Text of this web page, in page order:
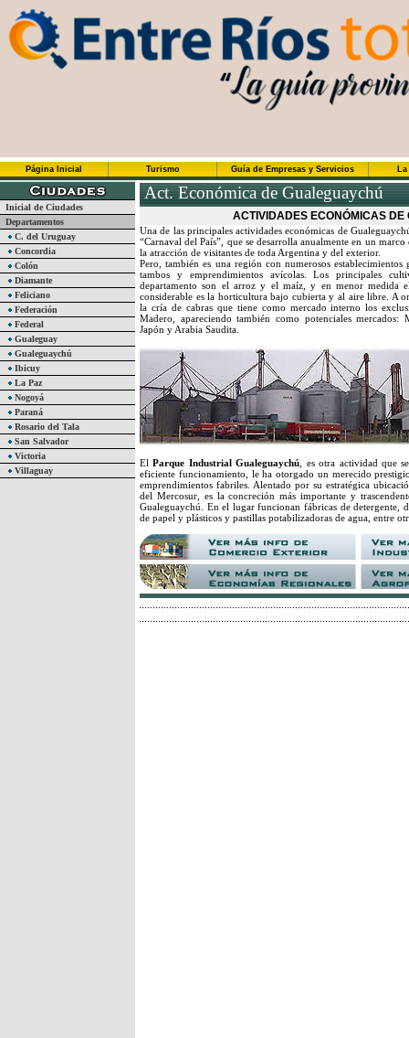
Página Inicial Turismo Guía de Empresas y Servicios
Inicial de Ciudades
Departamentos
C. del Uruguay
Concordia
Colón
Diamante
Feliciano
Federación
Federal
Gualeguay
Gualeguaychú
Ibicuy
La Paz
Nogoyá
Paraná
Rosario del Tala
San Salvador
Victoria
Villaguay
Act. Económica de Gualeguaychú
ACTIVIDADES ECONÓMICAS
Una de las principales actividades económicas de
“Carnaval del País”, que se desarrolla anualmente en un
la atracción de visitantes de toda Argentina y del exterior.
Pero, también es una región con numerosos establecimientos
tambos y emprendimientos avícolas. Los principales
departamento son el arroz y el maíz, y en menor medida
considerable es la horticultura bajo cubierta y al aire libre. A
la cría de cabras que tiene como mercado interno los
Madero, apareciendo también como potenciales mercados:
Japón y Arabia Saudita.
ElParque Industrial Gualeguaychú , es otra actividad que
eficiente funcionamiento, le ha otorgado un merecido
emprendimientos fabriles. Alentado por su estratégica
del Mercosur, es la concreción más importante y
Gualeguaychú. En el lugar funcionan fábricas de detergente,
de papel y plásticos y pastillas potabilizadoras de agua, entre